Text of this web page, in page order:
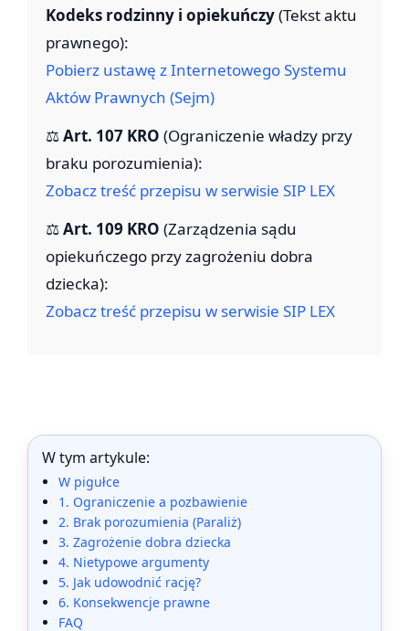
Kodeks rodzinny i opiekuńczy(Tekst aktu
prawnego):
Pobierz ustawę z Internetowego Systemu
Aktów Prawnych (Sejm)
⚖️Art. 107 KRO (Ograniczenie władzy przy
braku porozumienia):
Zobacz treść przepisu w serwisie SIP LEX
⚖️Art. 109 KRO (Zarządzenia sądu
opiekuńczego przy zagrożeniu dobra
dziecka):
Zobacz treść przepisu w serwisie SIP LEX
W tym artykule:
W pigułce
1. Ograniczenie a pozbawienie
2. Brak porozumienia (Paraliż)
3. Zagrożenie dobra dziecka
4. Nietypowe argumenty
5. Jak udowodnić rację?
6. Konsekwencje prawne
FAQ